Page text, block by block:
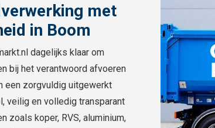
met
in Boom
dagelijks klaar om
bij het verantwoord afvoeren
een zorgvuldig uitgewerkt
veilig en volledig transparant
zoals koper, RVS, aluminium,